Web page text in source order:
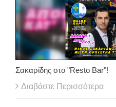
Σακαρίδης στο "Resto Bar"!
Διαβάστε Περισσότερα